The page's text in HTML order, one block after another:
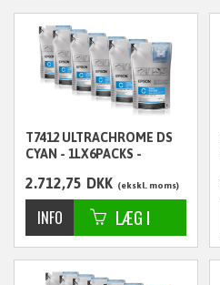
T7412 ULTRACHROME DS
CYAN - 1LX6PACKS -
2.712,75 DKK ekskl. moms